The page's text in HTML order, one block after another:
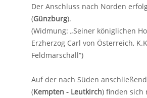
Der Anschluss nach Norden
(Günzburg).
(Widmung: „Seiner königlichen
Erzherzog Carl von Österreich,
Feldmarschall“)
Auf der nach Süden
(Kempten - Leutkirch) finden sich